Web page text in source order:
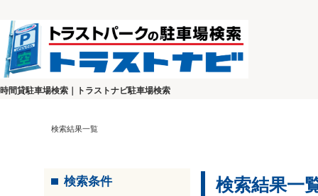
時間貸駐車場検索｜トラストナビ駐車場検索
検索結果一覧
検索条件 検索結果一